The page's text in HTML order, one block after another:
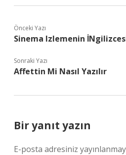
Önceki Yazı
Sinema Izlemenin
Sonraki Yazı
Affettin Mi Nasıl Yazılır
Bir yanıt yazın
E-posta adresiniz